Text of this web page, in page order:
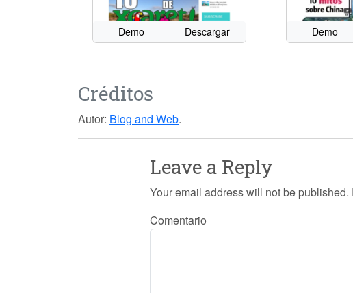
Demo Descargar Demo
Créditos
Autor: Blog and Web.
Leave a Reply
Your email address will not be published.
Comentario